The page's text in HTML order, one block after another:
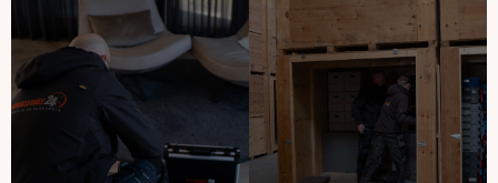
Handyman
service
Voor het ophangen,
monteren en demonteren
van je spullen.
Ontruimen
Opruimen of ontruimen:
van knusse flat tot groot
bedrijfspand.